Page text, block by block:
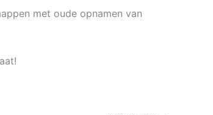
met oude opnamen van